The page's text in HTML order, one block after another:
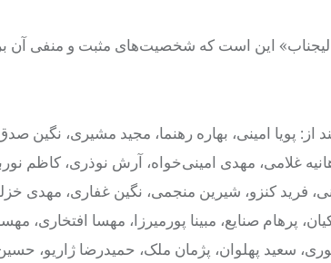
این است که شخصیت‌های مثبت و منفی
از: پویا امینی، بهاره رهنما، مجید مشیری،
هانیه غلامی، مهدی امینی‌خواه، آرش نوذری، کاظم
فرید کنزو، شیرین منجمی، نگین غفاری، مهدی
پرهام صنایع، مبینا پورمیرزا، مهسا افتخاری،
سعید پهلوان، پژمان ملک، حمیدرضا ژاریو،